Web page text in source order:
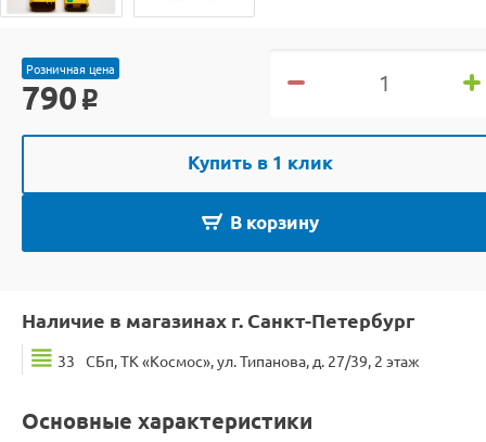
Розничная цена
790 o
Купить в 1 клик
В корзину
Наличие в магазинах г. Санкт-Петербург
33 СБп, ТК «Космос», ул. Типанова, д. 27/39, 2 этаж
Основные характеристики